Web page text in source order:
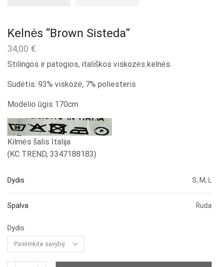
Kelnės “Brown Sisteda”
34,00 €
Stilingos ir patogios, itališkos viskozės kelnės.
Sudėtis: 93% viskozė, 7% poliesteris
Modelio ūgis 170cm
Kilmės šalis Italija
(KC TREND, 3347188183)
Dydis S, M, L
Spalva Ruda
Dydis